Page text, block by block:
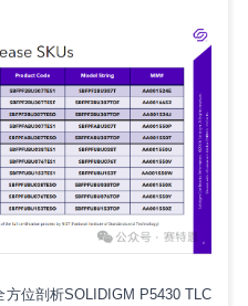
位剖析SOLIDIGM P5430 TLC